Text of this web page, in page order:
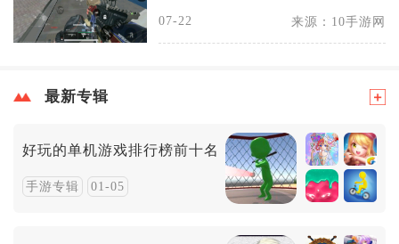
07-22 来源：10手游网
最新专辑
好玩的单机游戏排行榜前十名
手游专辑 01-05